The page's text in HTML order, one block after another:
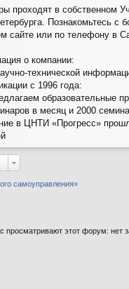
проходят в собственном
Познакомьтесь
сайте или по телефону в
о компании:
технической
с 1996 года:
образовательные
в месяц и 2000
в ЦНТИ «Прогресс»
самоуправления»
просматривают этот форум: нет